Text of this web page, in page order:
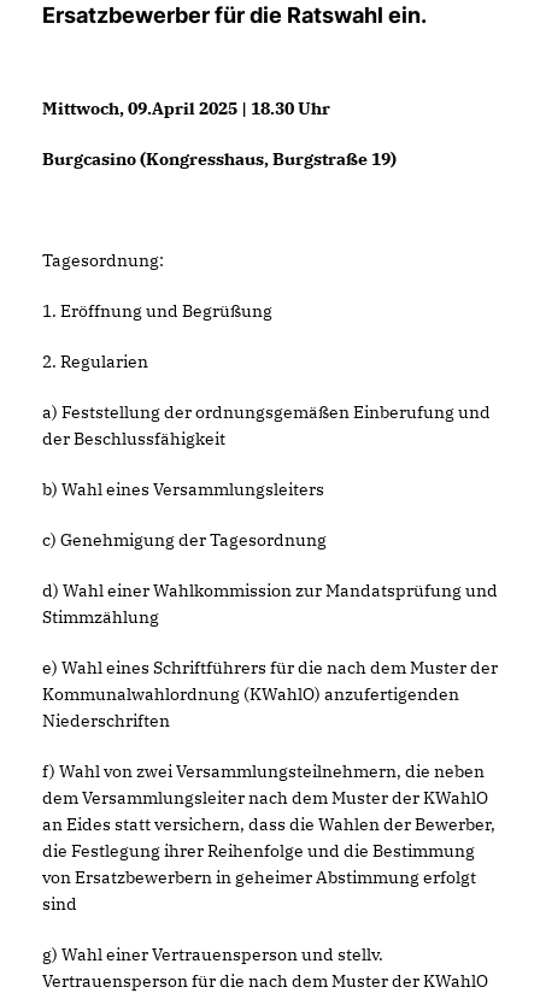
Ersatzbewerber für die Ratswahl ein.
Mittwoch, 09.April 2025 | 18.30 Uhr
Burgcasino (Kongresshaus, Burgstraße 19)
Tagesordnung:
1. Eröffnung und Begrüßung
2. Regularien
a) Feststellung der ordnungsgemäßen Einberufung und
der Beschlussfähigkeit
b) Wahl eines Versammlungsleiters
c) Genehmigung der Tagesordnung
d) Wahl einer Wahlkommission zur Mandatsprüfung und
Stimmzählung
e) Wahl eines Schriftführers für die nach dem Muster der
Kommunalwahlordnung (KWahlO) anzufertigenden
Niederschriften
f) Wahl von zwei Versammlungsteilnehmern, die neben
dem Versammlungsleiter nach dem Muster der KWahlO
an Eides statt versichern, dass die Wahlen der Bewerber,
die Festlegung ihrer Reihenfolge und die Bestimmung
von Ersatzbewerbern in geheimer Abstimmung erfolgt
sind
g) Wahl einer Vertrauensperson und stellv.
Vertrauensperson für die nach dem Muster der KWahlO